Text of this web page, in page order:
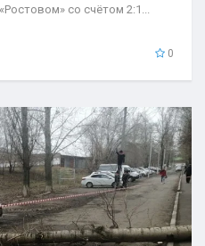
со счётом 2:1...
0